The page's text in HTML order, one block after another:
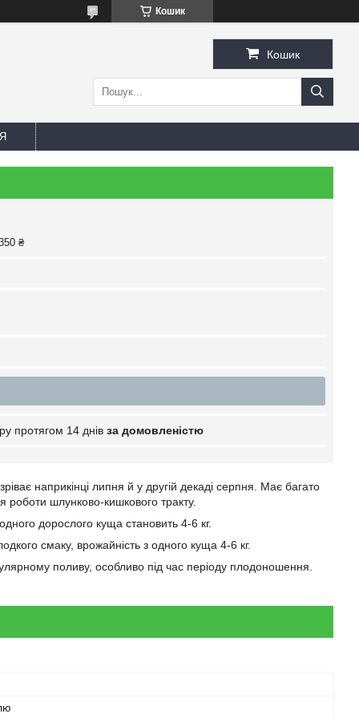
Кошик
Кошик
₴
протягом 14 днів за домовленістю
наприкінці липня й у другій декаді серпня. Має багато
роботи шлунково-кишкового тракту.
дорослого куща становить 4-6 кг.
смаку, врожайність з одного куща 4-6 кг.
поливу, особливо під час періоду плодоношення.